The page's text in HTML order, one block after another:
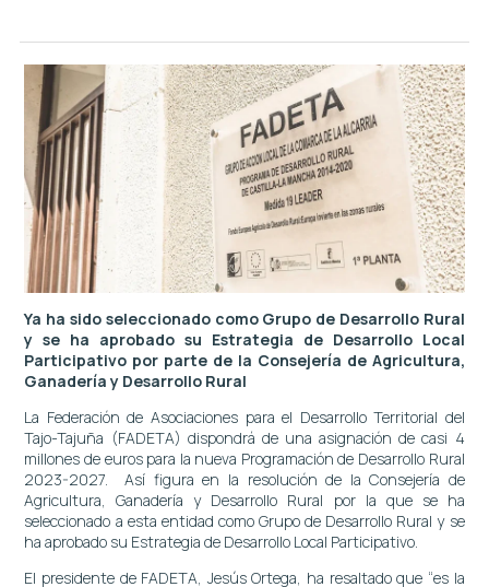
Ya ha sido seleccionado como Grupo de Desarrollo Rural
y se ha aprobado su Estrategia de Desarrollo Local
Participativo por parte de la Consejería de Agricultura,
Ganadería y Desarrollo Rural
La Federación de Asociaciones para el Desarrollo Territorial del
Tajo-Tajuña (FADETA) dispondrá de una asignación de casi 4
millones de euros para la nueva Programación de Desarrollo Rural
2023-2027. Así figura en la resolución de la Consejería de
Agricultura, Ganadería y Desarrollo Rural por la que se ha
seleccionado a esta entidad como Grupo de Desarrollo Rural y se
ha aprobado su Estrategia de Desarrollo Local Participativo.
El presidente de FADETA, Jesús Ortega, ha resaltado que “es la